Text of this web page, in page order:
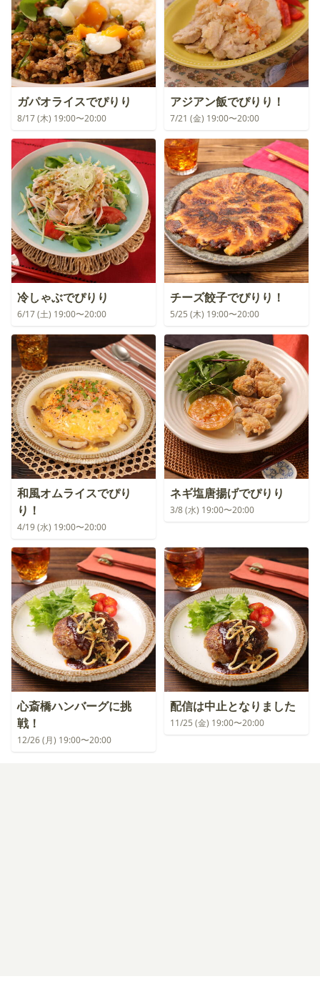
ガパオライスでぴりり
8/17 (木) 19:00〜20:00
アジアン飯でぴりり！
7/21 (金) 19:00〜20:00
冷しゃぶでぴりり
6/17 (土) 19:00〜20:00
チーズ餃子でぴりり！
5/25 (木) 19:00〜20:00
和風オムライスでぴり
り！
4/19 (水) 19:00〜20:00
ネギ塩唐揚げでぴりり
3/8 (水) 19:00〜20:00
心斎橋ハンバーグに挑
戦！
12/26 (月) 19:00〜20:00
配信は中止となりました
11/25 (金) 19:00〜20:00